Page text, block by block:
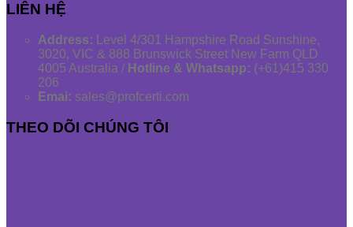
LIÊN HỆ
Address: Level 4/301 Hampshire Road Sunshine,
3020, VIC & 888 Brunswick Street New Farm QLD
4005 Australia / Hotline & Whatsapp: (+61)415 330
206
Emai: sales@profcerti.com
THEO DÕI CHÚNG TÔI